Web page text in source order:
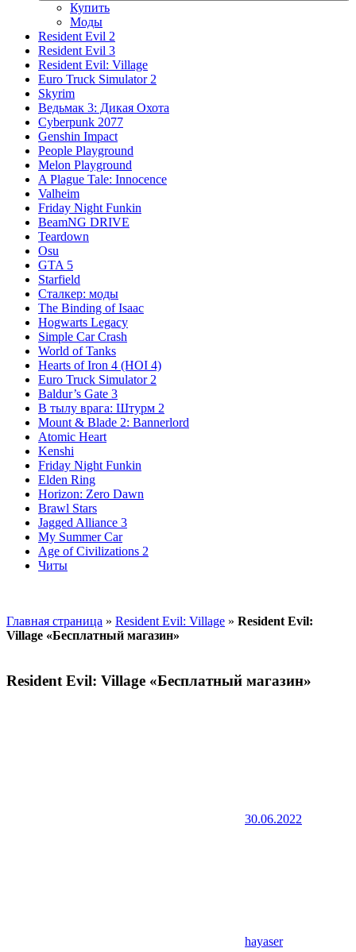
Купить
Моды
Resident Evil 2
Resident Evil 3
Resident Evil: Village
Euro Truck Simulator 2
Skyrim
Ведьмак 3: Дикая Охота
Cyberpunk 2077
Genshin Impact
People Playground
Melon Playground
A Plague Tale: Innocence
Valheim
Friday Night Funkin
BeamNG DRIVE
Teardown
Osu
GTA 5
Starfield
Сталкер: моды
The Binding of Isaac
Hogwarts Legacy
Simple Car Crash
World of Tanks
Hearts of Iron 4 (HOI 4)
Euro Truck Simulator 2
Baldur’s Gate 3
В тылу врага: Штурм 2
Mount & Blade 2: Bannerlord
Atomic Heart
Kenshi
Friday Night Funkin
Elden Ring
Horizon: Zero Dawn
Brawl Stars
Jagged Alliance 3
My Summer Car
Age of Civilizations 2
Читы
Главная страница » Resident Evil: Village » Resident Evil:
Village «Бесплатный магазин»
Resident Evil: Village «Бесплатный магазин»
30.06.2022
hayaser